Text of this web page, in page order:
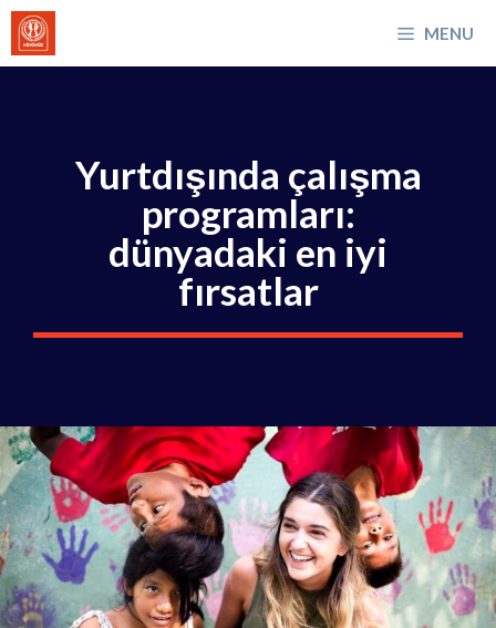
İçeriğe
atla
MENU
Yurtdışında çalışma
programları:
dünyadaki en iyi
fırsatlar